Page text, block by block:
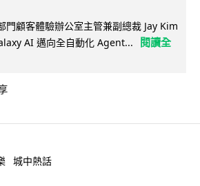
顧客體驗辦公室主管兼副總裁 Jay Kim
AI 邁向全自動化 Agent...
閱讀全
城中熱話